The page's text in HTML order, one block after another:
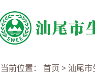
当前位置： 首页 > 汕尾市